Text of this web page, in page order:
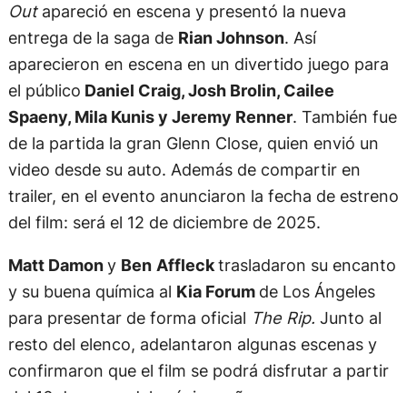
Outapareció en escena y presentó la nueva
entrega de la saga de Rian Johnson. Así
aparecieron en escena en un divertido juego para
el público Daniel Craig, Josh Brolin, Cailee
Spaeny, Mila Kunis y Jeremy Renner. También fue
de la partida la gran Glenn Close, quien envió un
video desde su auto. Además de compartir en
trailer, en el evento anunciaron la fecha de estreno
del film: será el 12 de diciembre de 2025.
Matt Damony Ben Afflecktrasladaron su encanto
y su buena química al Kia Forum de Los Ángeles
para presentar de forma oficial The Rip. Junto al
resto del elenco, adelantaron algunas escenas y
confirmaron que el film se podrá disfrutar a partir